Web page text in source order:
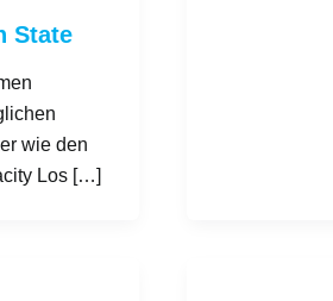
State
wie den
Los […]